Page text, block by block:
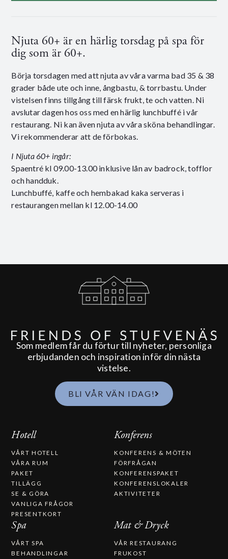
Njuta 60+ är en härlig torsdag på spa för
dig som är 60+.
Börja torsdagen med att njuta av våra varma bad 35 & 38
grader både ute och inne, ångbastu, & torrbastu. Under
vistelsen finns tillgång till färsk frukt, te och vatten. Ni
avslutar dagen hos oss med en härlig lunchbuffé i vår
restaurang. Ni kan även njuta av våra sköna behandlingar.
Vi rekommenderar att de förbokas.
I Njuta 60+ ingår:
Spaentré kl 09.00-13.00 inklusive lån av badrock, tofflor
och handduk.
Lunchbuffé, kaffe och hembakad kaka serveras i
restaurangen mellan kl 12.00-14.00
Som medlem får du förtur till nyheter, personliga
erbjudanden och inspiration inför din nästa
vistelse.
BLI VÅR VÄN IDAG!
Hotell
VÅRT HOTELL
VÅRA RUM
PAKET
TILLÄGG
SE & GÖRA
VANLIGA FRÅGOR
PRESENTKORT
Konferens
KONFERENS & MÖTEN
FÖRFRÅGAN
KONFERENSPAKET
KONFERENSLOKALER
AKTIVITETER
Spa
VÅRT SPA
BEHANDLINGAR
Mat & Dryck
VÅR RESTAURANG
FRUKOST